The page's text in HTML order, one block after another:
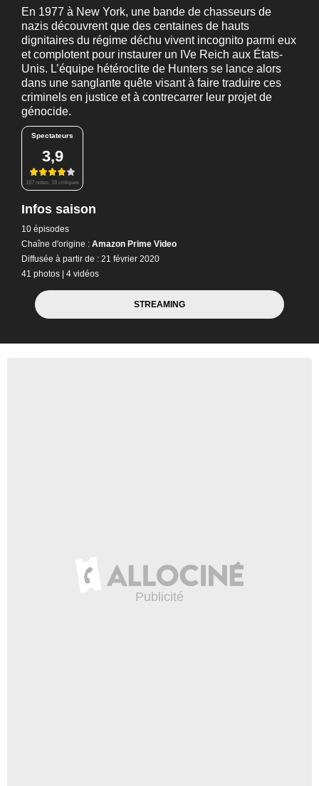
En 1977 à New York, une bande de chasseurs de
nazis découvrent que des centaines de hauts
dignitaires du régime déchu vivent incognito parmi eux
et complotent pour instaurer un IVe Reich aux États-
Unis. L’équipe hétéroclite de Hunters se lance alors
dans une sanglante quête visant à faire traduire ces
criminels en justice et à contrecarrer leur projet de
génocide.
Spectateurs
3,9
167 notes, 16 critiques
Infos saison
10 épisodes
Chaîne d'origine : Amazon Prime Video
Diffusée à partir de : 21 février 2020
41 photos | 4 vidéos
STREAMING